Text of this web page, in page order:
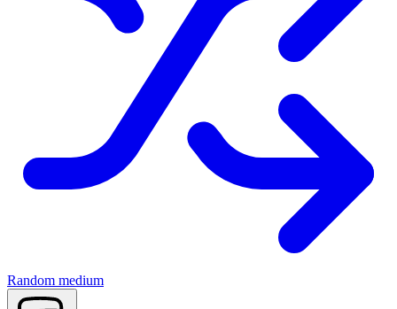
Random medium